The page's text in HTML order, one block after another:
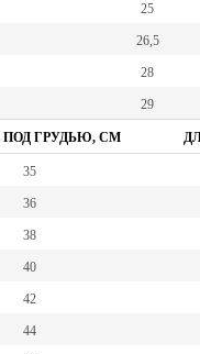
25
26,5
28
29
ГРУДЬЮ, СМ
35
36
38
40
42
44